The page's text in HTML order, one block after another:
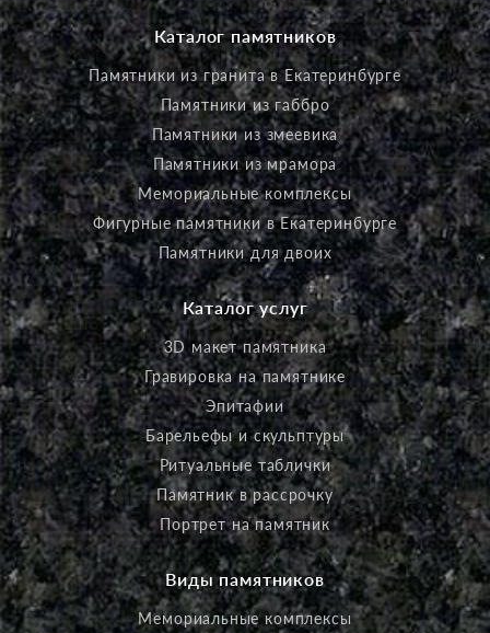
Каталог памятников
Памятники из гранита в Екатеринбурге
Памятники из габбро
Памятники из змеевика
Памятники из мрамора
Мемориальные комплексы
Фигурные памятники в Екатеринбурге
Памятники для двоих
Каталог услуг
3D макет памятника
Гравировка на памятнике
Эпитафии
Барельефы и скульптуры
Ритуальные таблички
Памятник в рассрочку
Портрет на памятник
Виды памятников
Мемориальные комплексы